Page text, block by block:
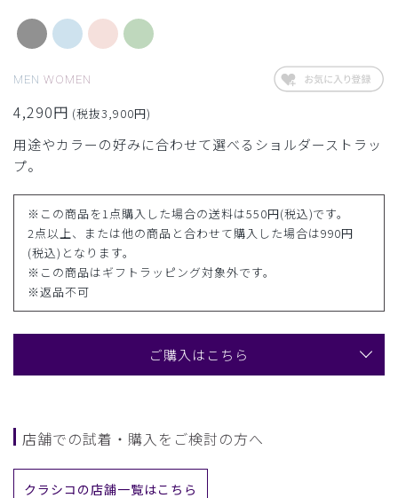
MEN WOMEN
4,290円 (税抜3,900円)
用途やカラーの好みに合わせて選べるショルダーストラッ
プ。
※この商品を1点購入した場合の送料は550円(税込)です。
2点以上、または他の商品と合わせて購入した場合は990円
(税込)となります。
※この商品はギフトラッピング対象外です。
※返品不可
ご購入はこちら
店舗での試着・購入をご検討の方へ
クラシコの店舗一覧はこちら